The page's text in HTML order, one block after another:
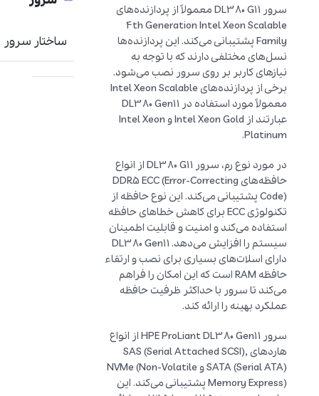
سرور DL380 G11 معمولاً از پردازنده‌های
4th Generation Intel Xeon Scalable
Family پشتیبانی می‌کند. این پردازنده‌ها
نسل‌های مختلفی دارند که با توجه به
نیازهای کاربر بر روی سرور نصب می‌شود.
برخی از پردازنده‌های Intel Xeon Scalable
معمولاً مورد استفاده در DL380 Gen11
عبارتند از Intel Xeon Gold و Intel Xeon
Platinum.
در مورد نوع رم، سرور DL380 G11 از انواع
حافظه‌های DDR5 ECC (Error-Correcting
Code) پشتیبانی می‌کند. این نوع حافظه از
تکنولوژی ECC برای کاهش خطاهای حافظه
استفاده می‌کند و امنیت و قابلیت اطمینان
سیستم را افزایش می‌دهد. DL380 Gen11
دارای اسلات‌های بسیاری برای نصب و ارتقاء
حافظه RAM است که این امکان را فراهم
می‌کند تا سرور با حداکثر ظرفیت حافظه
عملکرد بهینه را ارائه کند.
سرور HPE ProLiant DL380 Gen11 از انواع
هاردهای SAS (Serial Attached SCSI),
SATA (Serial ATA) و NVMe (Non-Volatile
Memory Express) پشتیبانی می‌کند. این
ساختار سرور